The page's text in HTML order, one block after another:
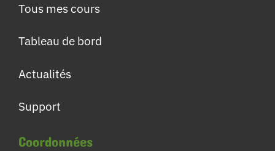
Tous mes cours
Tableau de bord
Actualités
Support
Coordonnées